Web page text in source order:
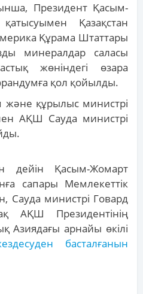
Президент Қасым-
Қазақстан
Құрама Штаттары
минералдар саласы
жөніндегі өзара
қол қойылды.
және құрылыс министрі
АҚШ Сауда министрі
дейін Қасым-Жомарт
сапары Мемлекеттік
Сауда министрі Говард
АҚШ Президентінің
Азиядағы арнайы өкілі
басталғанын